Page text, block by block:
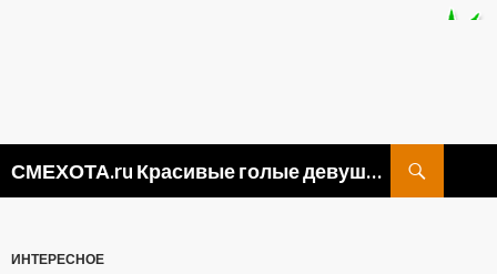
СМЕХОТА.ru Красивые голые девушки, прикольные картинки ню и видео приколы
ИНТЕРЕСНОЕ